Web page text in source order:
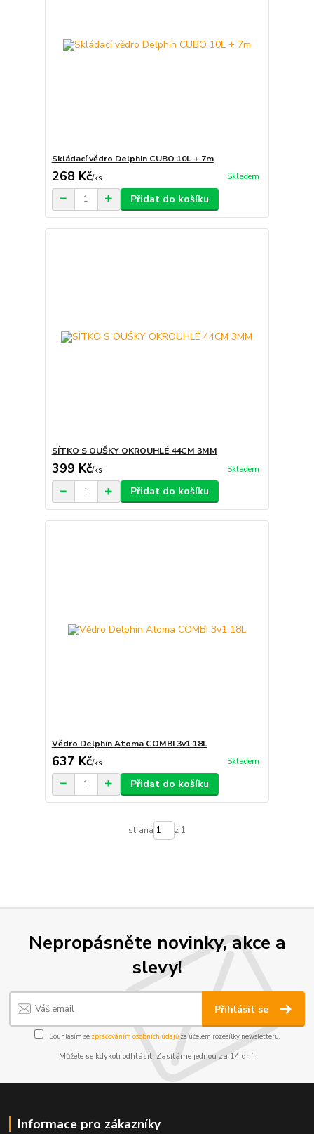
Skládací vědro Delphin CUBO 10L + 7m
268 Kč/ks Skladem
Přidat do košíku
SÍTKO S OUŠKY OKROUHLÉ 44CM 3MM
399 Kč/ks Skladem
Přidat do košíku
Vědro Delphin Atoma COMBI 3v1 18L
637 Kč/ks Skladem
Přidat do košíku
strana z 1
Nepropásněte novinky, akce a
slevy!
Přihlásit se
Souhlasím se zpracováním osobních údajůza účelem rozesílky newsletteru.
Můžete se kdykoli odhlásit. Zasíláme jednou za 14 dní.
Informace pro zákazníky